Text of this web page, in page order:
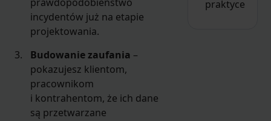
incydentów już na etapie
projektowania.
Budowanie zaufania –
pokazujesz klientom,
pracownikom
i kontrahentom, że ich dane
są przetwarzane
praktyce